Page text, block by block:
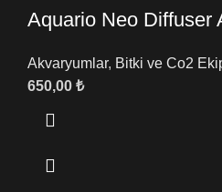
Aquario Neo Diffuser
Akvaryumlar, Bitki ve Co2
650,00 ₺